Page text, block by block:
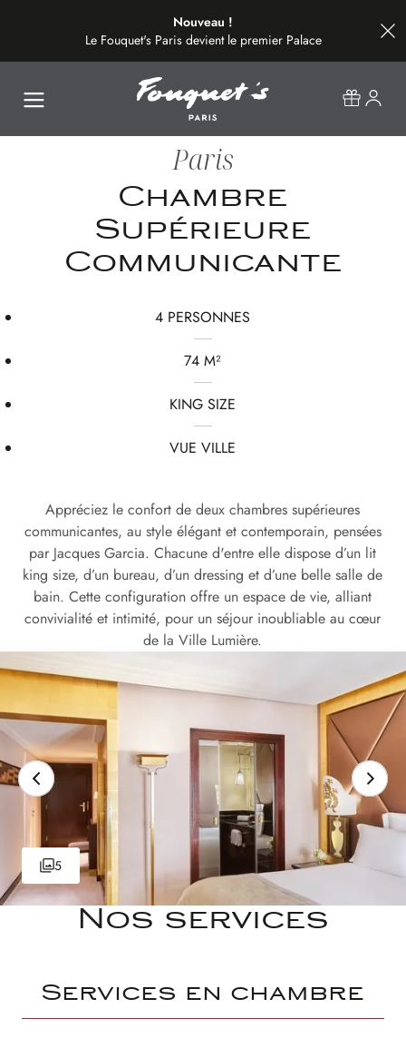
Nouveau !
Le Fouquet's Paris devient le premier Palace
de la plus belle avenue du monde.
Paris
Chambre
Supérieure
Communicante
4 PERSONNES
74 M²
KING SIZE
VUE VILLE
Appréciez le confort de deux chambres supérieures
communicantes, au style élégant et contemporain, pensées
par Jacques Garcia. Chacune d'entre elle dispose d’un lit
king size, d’un bureau, d’un dressing et d’une belle salle de
bain. Cette configuration offre un espace de vie, alliant
convivialité et intimité, pour un séjour inoubliable au cœur
de la Ville Lumière.
5
Nos services
Services en chambre